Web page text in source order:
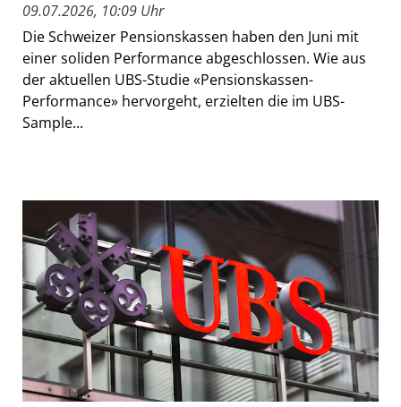
09.07.2026, 10:09 Uhr
Die Schweizer Pensionskassen haben den Juni mit
einer soliden Performance abgeschlossen. Wie aus
der aktuellen UBS-Studie «Pensionskassen-
Performance» hervorgeht, erzielten die im UBS-
Sample...